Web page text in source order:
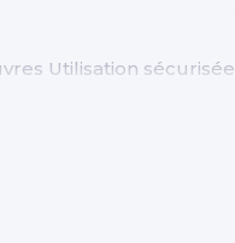
Utilisation sécurisée